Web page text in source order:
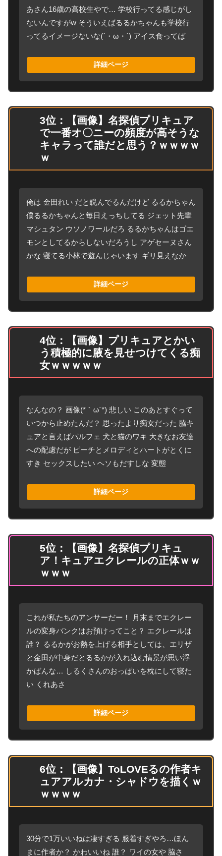
あさん16歳の高校生やで… 学校行ってる感じがし
ないんですがw そういえばるるかちゃんも学校行
ってるイメージないな(´・ω・`) アイス食ってば
詳細ページ
3位：【画像】名探偵プリキュア
で一番オ〇ニーの頻度が高そうな
キャラって誰だと思う？ｗｗｗｗ
ｗ
俺は 金田れい だと睨んでるんだけど るるかちゃん
僕るるかちゃんと毎日えっちしてる ジェット先輩
マシュタン ウソノワールだろ るるかちゃんはゴエ
モンとしてるからしないだろうし アゲセーヌさん
かな 寝てる小林で遊んじゃいます ギリ見えなか
詳細ページ
4位：【画像】プリキュアとかい
う積極的に腋を見せつけてくる痴
女ｗｗｗｗｗ
なんなの？ 画像(*｀ω´*) 悲しい このあとすぐって
いつから止めたんだ？ 思ったより痴女だった 脇キ
ュアと言えばパルフェ 犬と猫のワキ 大きなお友達
への配慮だが ピーチとメロディとハートがとくに
すき セックスしたい ヘソもだすしな 変態
詳細ページ
5位：【画像】名探偵プリキュ
ア！キュアエクレールの正体ｗｗ
ｗｗｗ
これが私たちのアンサーだー！ 月末までエクレー
ルの変身バンクはお預けってこと？ エクレールは
誰？ るるかがお熱を上げる相手としては、エリザ
と金田が中身だとるるかが入れ込む情景が思い浮
かばんな… しるくさんのおっぱいを枕にして寝た
い くれあさ
詳細ページ
6位：【画像】ToLOVEるの作者キ
ュアアルカナ・シャドウを描くｗ
ｗｗｗｗ
30分で1万いいねは凄すぎる 服着すぎやろ…ほん
まに作者か？ かわいいね 誰？ ワイの女や 脇さ